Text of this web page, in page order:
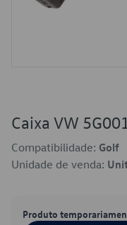
Caixa VW
Compatibilidade: Golf
Unidade de venda:
Produto